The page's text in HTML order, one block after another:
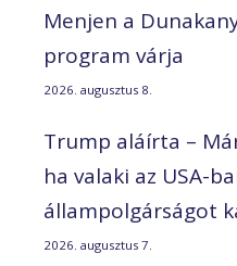
Menjen a
program várja
2026. augusztus 8.
Trump aláírta –
ha valaki az USA-
állampolgárságot
2026. augusztus 7.